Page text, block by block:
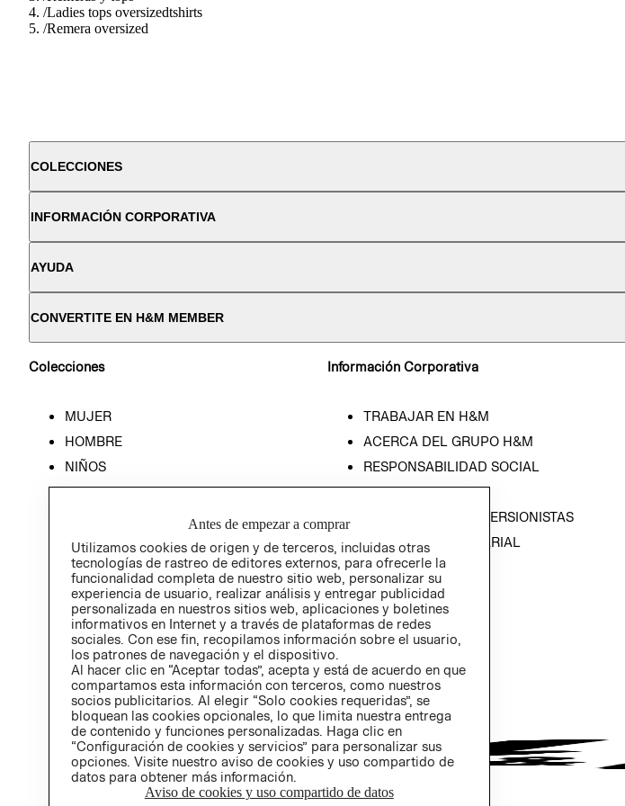
/Ladies tops oversizedtshirts
/Remera oversized
COLECCIONES
INFORMACIÓN CORPORATIVA
AYUDA
CONVERTITE EN H&M MEMBER
Colecciones
MUJER
HOMBRE
NIÑOS
HOME
Información Corporativa
TRABAJAR EN H&M
ACERCA DEL GRUPO H&M
RESPONSABILIDAD SOCIAL
PRENSA
RELACIÓN CON INVERSIONISTAS
POLÍTICA EMPRESARIAL
Antes de empezar a comprar
Utilizamos cookies de origen y de terceros, incluidas otras
tecnologías de rastreo de editores externos, para ofrecerle la
funcionalidad completa de nuestro sitio web, personalizar su
experiencia de usuario, realizar análisis y entregar publicidad
personalizada en nuestros sitios web, aplicaciones y boletines
informativos en Internet y a través de plataformas de redes
sociales. Con ese fin, recopilamos información sobre el usuario,
los patrones de navegación y el dispositivo.
Al hacer clic en “Aceptar todas”, acepta y está de acuerdo en que
compartamos esta información con terceros, como nuestros
socios publicitarios. Al elegir “Solo cookies requeridas”, se
bloquean las cookies opcionales, lo que limita nuestra entrega
de contenido y funciones personalizadas. Haga clic en
“Configuración de cookies y servicios” para personalizar sus
opciones. Visite nuestro aviso de cookies y uso compartido de
datos para obtener más información.
Aviso de cookies y uso compartido de datos